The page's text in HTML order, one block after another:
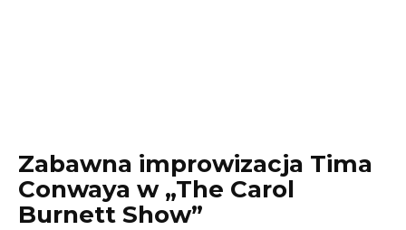
Zabawna improwizacja Tima
Conwaya w „The Carol
Burnett Show”